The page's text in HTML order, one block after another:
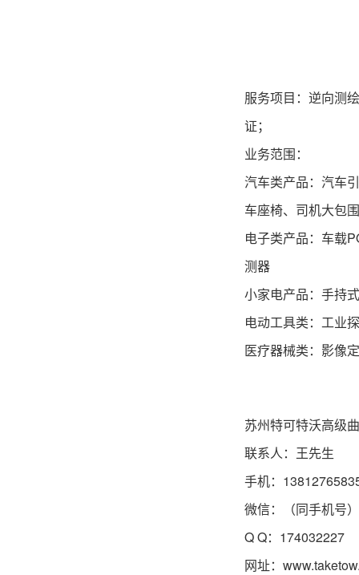
服务项目： 逆向测
证；
业务范围：
汽车类产品：汽车
车座椅、司机大包围
电子类产品：车载
测器
小家电产品：手持
电动工具类：工业
医疗器械类：影像
苏州特可特沃高级
联系人：王先生
手机：
微信：（同手机号）
Q Q：174032227
网址：